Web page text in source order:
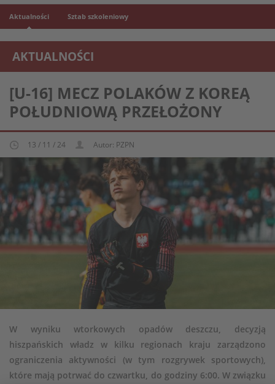
Aktualności Sztab szkoleniowy
AKTUALNOŚCI
REPREZENTACJA MŁODZIEŻOWA U-16
[U-16] MECZ POLAKÓW Z KOREĄ
POŁUDNIOWĄ PRZEŁOŻONY
13 / 11 / 24 Autor: PZPN
W wyniku wtorkowych opadów deszczu, decyzją
hiszpańskich władz w kilku regionach kraju zarządzono
ograniczenia aktywności (w tym rozgrywek sportowych),
które mają potrwać do czwartku, do godziny 6:00. W związku